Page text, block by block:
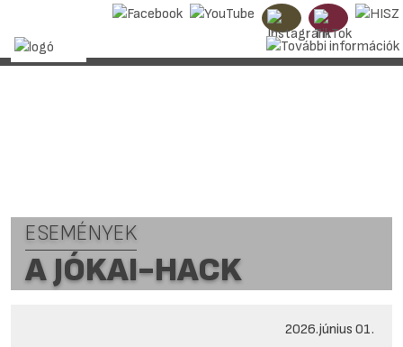
ESEMÉNYEK
A JÓKAI-HACK
2026.június 01.